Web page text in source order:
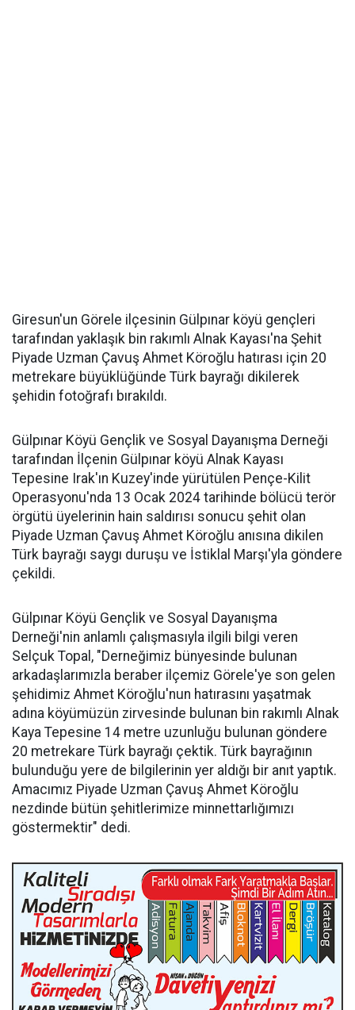
Giresun'un Görele ilçesinin Gülpınar köyü gençleri
tarafından yaklaşık bin rakımlı Alnak Kayası'na Şehit
Piyade Uzman Çavuş Ahmet Köroğlu hatırası için 20
metrekare büyüklüğünde Türk bayrağı dikilerek
şehidin fotoğrafı bırakıldı.
Gülpınar Köyü Gençlik ve Sosyal Dayanışma Derneği
tarafından İlçenin Gülpınar köyü Alnak Kayası
Tepesine Irak'ın Kuzey'inde yürütülen Pençe-Kilit
Operasyonu'nda 13 Ocak 2024 tarihinde bölücü terör
örgütü üyelerinin hain saldırısı sonucu şehit olan
Piyade Uzman Çavuş Ahmet Köroğlu anısına dikilen
Türk bayrağı saygı duruşu ve İstiklal Marşı'yla göndere
çekildi.
Gülpınar Köyü Gençlik ve Sosyal Dayanışma
Derneği'nin anlamlı çalışmasıyla ilgili bilgi veren
Selçuk Topal, "Derneğimiz bünyesinde bulunan
arkadaşlarımızla beraber ilçemiz Görele'ye son gelen
şehidimiz Ahmet Köroğlu'nun hatırasını yaşatmak
adına köyümüzün zirvesinde bulunan bin rakımlı Alnak
Kaya Tepesine 14 metre uzunluğu bulunan göndere
20 metrekare Türk bayrağı çektik. Türk bayrağının
bulunduğu yere de bilgilerinin yer aldığı bir anıt yaptık.
Amacımız Piyade Uzman Çavuş Ahmet Köroğlu
nezdinde bütün şehitlerimize minnettarlığımızı
göstermektir" dedi.